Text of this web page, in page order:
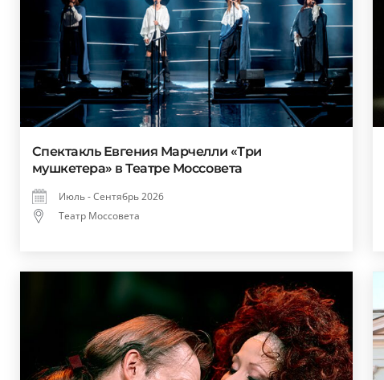
Спектакль Евгения Марчелли «Три
мушкетера» в Театре Моссовета
Июль - Сентябрь 2026
Театр Моссовета